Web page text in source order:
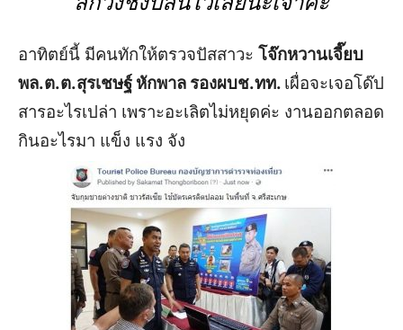
อาทิตย์นี้ มีคนทักให้ตรวจปัสสาวะ โจ๊กหวานเจี๊ยบ
พล.ต.ต.สุรเชษฐ์ หักพาล รองผบช.ทท. เผื่อจะเจอโด๊ป
สารอะไรเปล่า เพราะอะเลิตไม่หยุดค่ะ งานออกตลอด
กินอะไรมา แข็ง แรง จัง